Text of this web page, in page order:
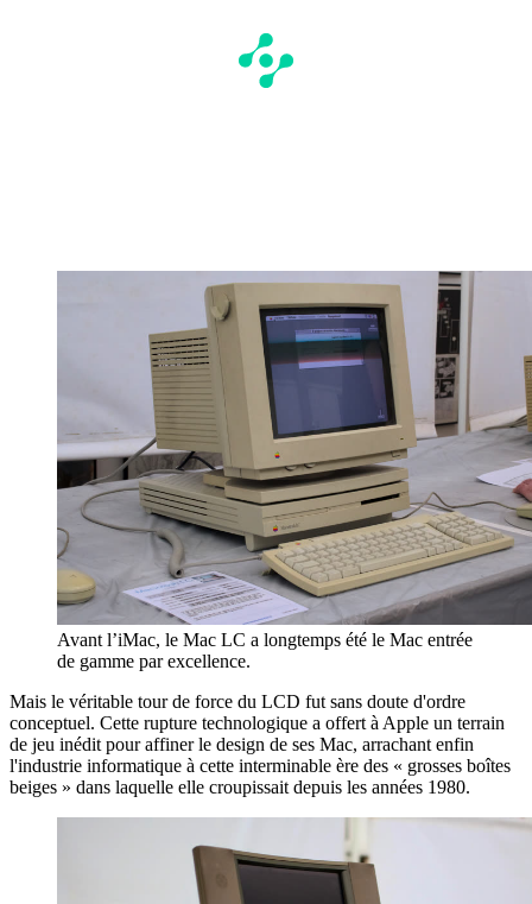
Avant l’iMac, le Mac LC a longtemps été le Mac entrée
de gamme par excellence.
Mais le véritable tour de force du LCD fut sans doute d'ordre
conceptuel. Cette rupture technologique a offert à Apple un terrain
de jeu inédit pour affiner le design de ses Mac, arrachant enfin
l'industrie informatique à cette interminable ère des « grosses boîtes
beiges » dans laquelle elle croupissait depuis les années 1980.